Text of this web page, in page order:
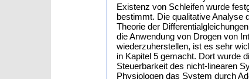
Existenz von Schleifen wurde
bestimmt. Die qualitative Analyse
Theorie der
die Anwendung von Drogen von
wiederzuherstellen, ist es sehr
in Kapitel 5 gemacht. Dort wurde
Steuerbarkeit des nicht-linearen
Physiologen das System durch